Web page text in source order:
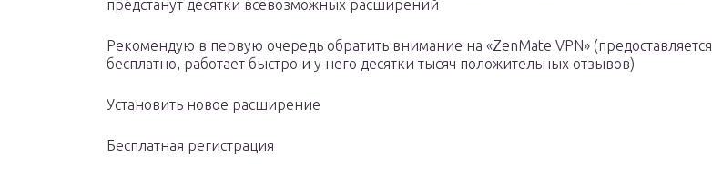
предстанут десятки всевозможных расширений
Рекомендую в первую очередь обратить внимание на «ZenMate VPN» (предоставляется
бесплатно, работает быстро и у него десятки тысяч положительных отзывов)
Установить новое расширение
Бесплатная регистрация